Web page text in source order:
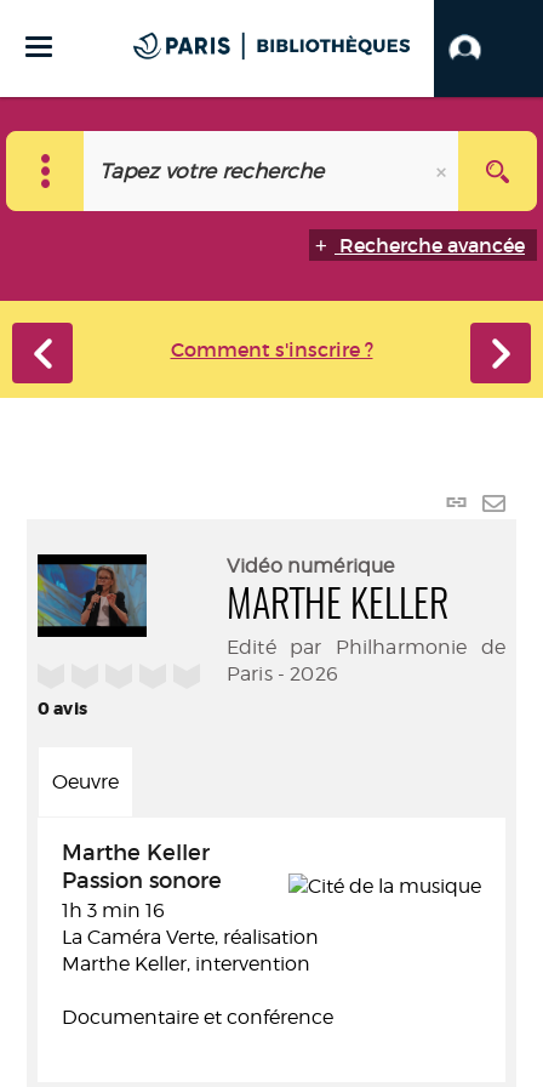
Recherche avancée
Comment s'inscrire ?
Lien
0avis
Vidéo numérique
MARTHE KELLER
Edité par Philharmonie de
Paris - 2026
Oeuvre
Marthe Keller
Passion sonore
1h 3 min 16
La Caméra Verte, réalisation
Marthe Keller, intervention
Documentaire et conférence